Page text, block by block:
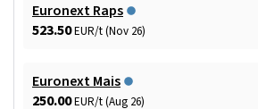
Euronext Raps
523.50EUR/t (Nov 26)
Euronext Mais
250.00EUR/t (Aug 26)